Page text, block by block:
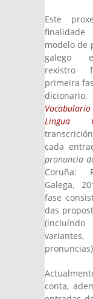
Este
modelo de
galego
rexistro
primeira
Lingua
cada
pronuncia
Coruña:
Galega,
fase
das
conta,